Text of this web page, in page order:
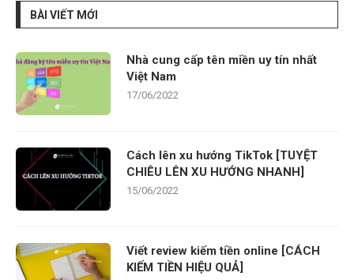
BÀI VIẾT MỚI
Nhà cung cấp tên miền uy tín nhất
Việt Nam
17/06/2022
Cách lên xu hướng TikTok [TUYỆT
CHIÊU LÊN XU HƯỚNG NHANH]
15/06/2022
Viết review kiếm tiền online [CÁCH
KIẾM TIỀN HIỆU QUẢ]